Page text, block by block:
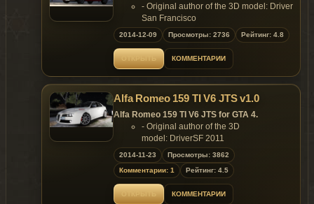
- Original author of the 3D model: Driver
San Francisco
- Convert & edited by:YCA-RE
- Screenshots by:Martin_xpl, Vsoreny,
Nima
Features:
- Model support all features of the
- Mid-poly model, bit I like it;
- Roof extra;
- color1: body;
- color2: interior.
Replaces: any car
Template included.
2014-12-09 Просмотры: 2736 Рейтинг: 4.8
КОММЕНТАРИИ
Alfa Romeo 159 TI V6 JTS v1.0
Alfa Romeo 159 TI V6 JTS for GTA 4.
- Original author of the 3D
model: DriverSF 2011
- Converted to GTA4 by: Dimon
Features:
- Model support all features of the
game.
Replaces: any car
2014-11-23
Просмотры: 3862
Комментарии: 1
Рейтинг: 4.5
КОММЕНТАРИИ